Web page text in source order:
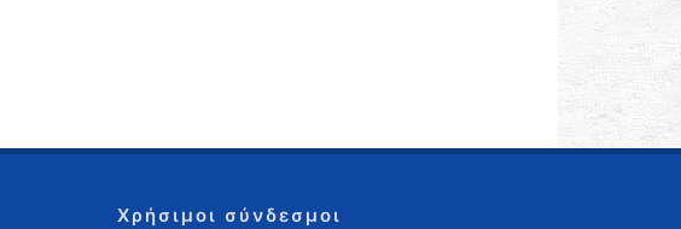
Χρήσιμοι σύνδεσμοι